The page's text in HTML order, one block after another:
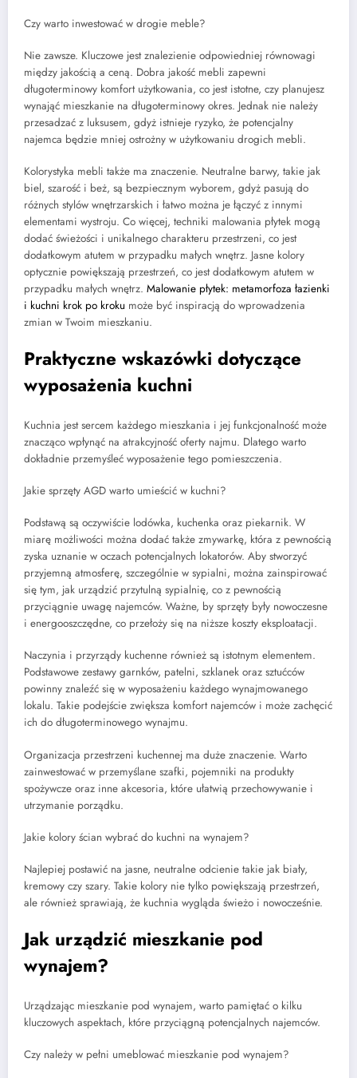
Czy warto inwestować w drogie meble?
Nie zawsze. Kluczowe jest znalezienie odpowiedniej równowagi
między jakością a ceną. Dobra jakość mebli zapewni
długoterminowy komfort użytkowania, co jest istotne, czy planujesz
wynająć mieszkanie na długoterminowy okres. Jednak nie należy
przesadzać z luksusem, gdyż istnieje ryzyko, że potencjalny
najemca będzie mniej ostrożny w użytkowaniu drogich mebli.
Kolorystyka mebli także ma znaczenie. Neutralne barwy, takie jak
biel, szarość i beż, są bezpiecznym wyborem, gdyż pasują do
różnych stylów wnętrzarskich i łatwo można je łączyć z innymi
elementami wystroju. Co więcej, techniki malowania płytek mogą
dodać świeżości i unikalnego charakteru przestrzeni, co jest
dodatkowym atutem w przypadku małych wnętrz. Jasne kolory
optycznie powiększają przestrzeń, co jest dodatkowym atutem w
przypadku małych wnętrz. Malowanie płytek: metamorfoza łazienki
i kuchni krok po kroku może być inspiracją do wprowadzenia
zmian w Twoim mieszkaniu.
Praktyczne wskazówki dotyczące
wyposażenia kuchni
Kuchnia jest sercem każdego mieszkania i jej funkcjonalność może
znacząco wpłynąć na atrakcyjność oferty najmu. Dlatego warto
dokładnie przemyśleć wyposażenie tego pomieszczenia.
Jakie sprzęty AGD warto umieścić w kuchni?
Podstawą są oczywiście lodówka, kuchenka oraz piekarnik. W
miarę możliwości można dodać także zmywarkę, która z pewnością
zyska uznanie w oczach potencjalnych lokatorów. Aby stworzyć
przyjemną atmosferę, szczególnie w sypialni, można zainspirować
się tym, jak urządzić przytulną sypialnię, co z pewnością
przyciągnie uwagę najemców. Ważne, by sprzęty były nowoczesne
i energooszczędne, co przełoży się na niższe koszty eksploatacji.
Naczynia i przyrządy kuchenne również są istotnym elementem.
Podstawowe zestawy garnków, patelni, szklanek oraz sztućców
powinny znaleźć się w wyposażeniu każdego wynajmowanego
lokalu. Takie podejście zwiększa komfort najemców i może zachęcić
ich do długoterminowego wynajmu.
Organizacja przestrzeni kuchennej ma duże znaczenie. Warto
zainwestować w przemyślane szafki, pojemniki na produkty
spożywcze oraz inne akcesoria, które ułatwią przechowywanie i
utrzymanie porządku.
Jakie kolory ścian wybrać do kuchni na wynajem?
Najlepiej postawić na jasne, neutralne odcienie takie jak biały,
kremowy czy szary. Takie kolory nie tylko powiększają przestrzeń,
ale również sprawiają, że kuchnia wygląda świeżo i nowocześnie.
Jak urządzić mieszkanie pod
wynajem?
Urządzając mieszkanie pod wynajem, warto pamiętać o kilku
kluczowych aspektach, które przyciągną potencjalnych najemców.
Czy należy w pełni umeblować mieszkanie pod wynajem?